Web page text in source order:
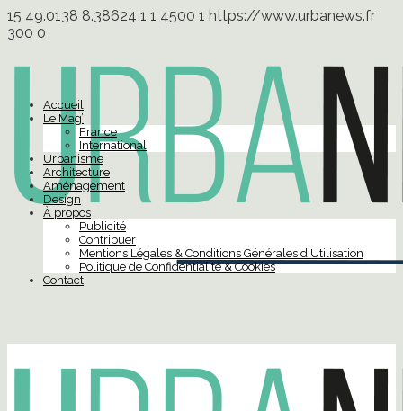
15 49.0138 8.38624 1 1 4500 1 https://www.urbanews.fr
300 0
Accueil
Le Mag’
France
International
Urbanisme
Architecture
Aménagement
Design
À propos
Publicité
Contribuer
Mentions Légales & Conditions Générales d’Utilisation
Politique de Confidentialité & Cookies
Contact